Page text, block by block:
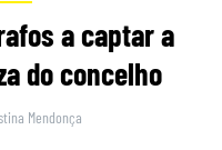
a captar a
do concelho
Mendonça